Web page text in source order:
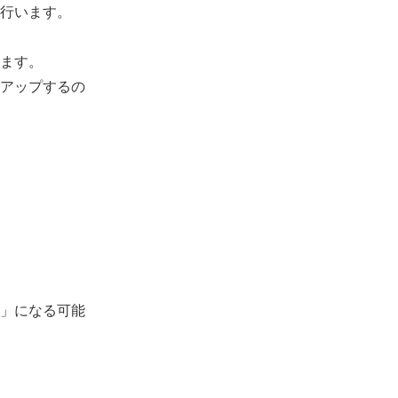
います。
す。
ップするの
になる可能